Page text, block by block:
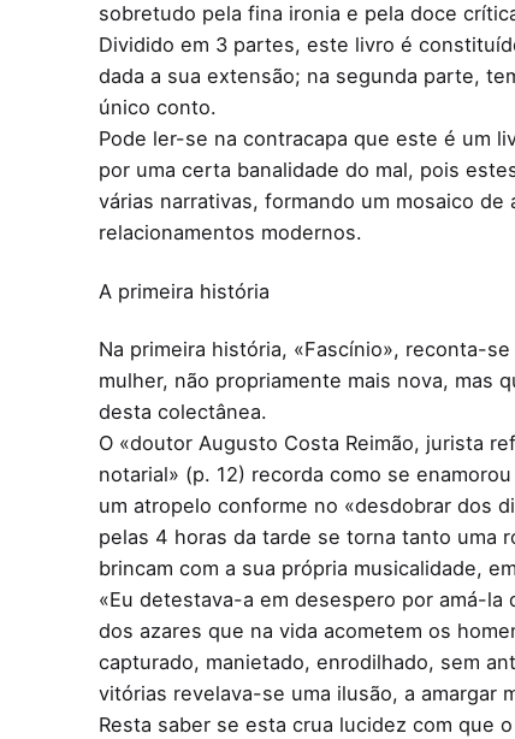
sobretudo pela fina ironia e pela doce
Dividido em 3 partes, este livro é
dada a sua extensão; na segunda parte,
único conto.
Pode ler-se na contracapa que este é um
por uma certa banalidade do mal, pois
várias narrativas, formando um mosaico
relacionamentos modernos.
A primeira história
Na primeira história, «Fascínio», reconta-
mulher, não propriamente mais nova, mas
desta colectânea.
O «doutor Augusto Costa Reimão, jurista
notarial» (p. 12) recorda como se
um atropelo conforme no «desdobrar dos
pelas 4 horas da tarde se torna tanto uma
brincam com a sua própria musicalidade,
«Eu detestava-a em desespero por amá-
dos azares que na vida acometem os
capturado, manietado, enrodilhado, sem
vitórias revelava-se uma ilusão, a amargar
Resta saber se esta crua lucidez com que